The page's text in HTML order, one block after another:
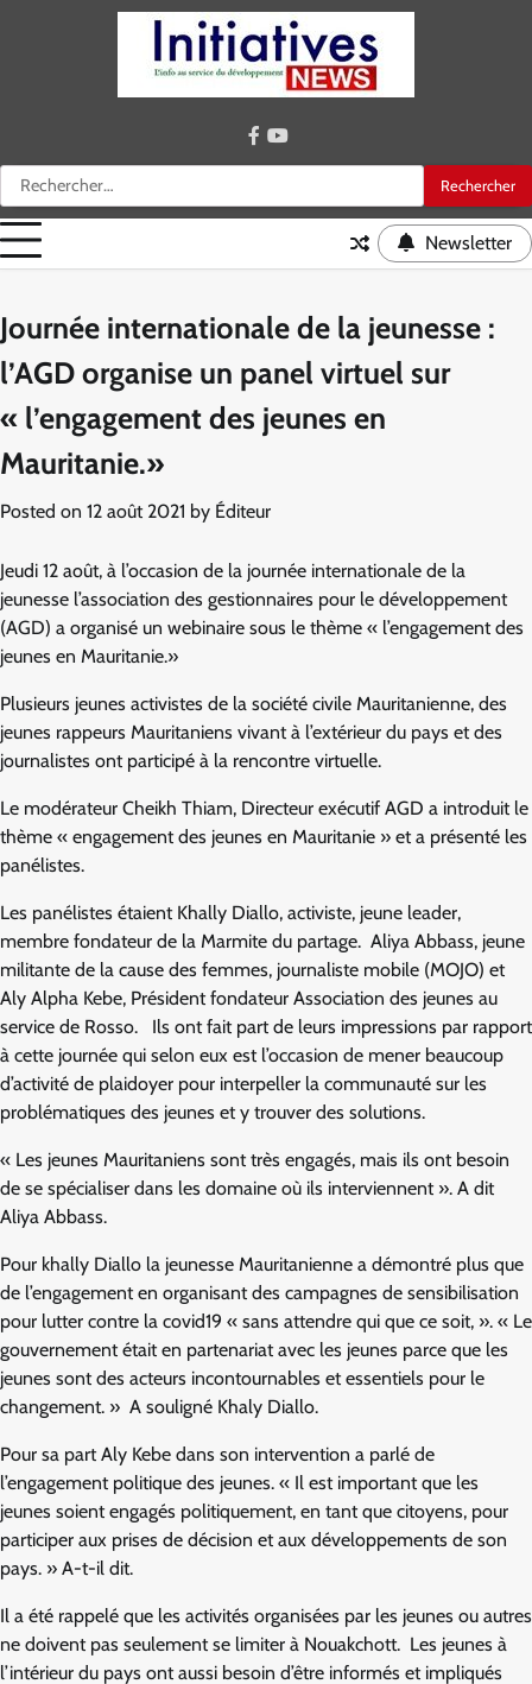
Rechercher :
facebook
youtube
Newsletter
Journée internationale de la jeunesse :
l’AGD organise un panel virtuel sur
« l’engagement des jeunes en
Mauritanie.»
Posted on 12 août 2021 by Éditeur
Jeudi 12 août, à l’occasion de la journée internationale de la
jeunesse l’association des gestionnaires pour le développement
(AGD) a organisé un webinaire sous le thème « l’engagement des
jeunes en Mauritanie.»
Plusieurs jeunes activistes de la société civile Mauritanienne, des
jeunes rappeurs Mauritaniens vivant à l’extérieur du pays et des
journalistes ont participé à la rencontre virtuelle.
Le modérateur Cheikh Thiam, Directeur exécutif AGD a introduit le
thème « engagement des jeunes en Mauritanie » et a présenté les
panélistes.
Les panélistes étaient Khally Diallo, activiste, jeune leader,
membre fondateur de la Marmite du partage. Aliya Abbass, jeune
militante de la cause des femmes, journaliste mobile (MOJO) et
Aly Alpha Kebe, Président fondateur Association des jeunes au
service de Rosso. Ils ont fait part de leurs impressions par rapport
à cette journée qui selon eux est l’occasion de mener beaucoup
d’activité de plaidoyer pour interpeller la communauté sur les
problématiques des jeunes et y trouver des solutions.
« Les jeunes Mauritaniens sont très engagés, mais ils ont besoin
de se spécialiser dans les domaine où ils interviennent ». A dit
Aliya Abbass.
Pour khally Diallo la jeunesse Mauritanienne a démontré plus que
de l’engagement en organisant des campagnes de sensibilisation
pour lutter contre la covid19 « sans attendre qui que ce soit, ». « Le
gouvernement était en partenariat avec les jeunes parce que les
jeunes sont des acteurs incontournables et essentiels pour le
changement. » A souligné Khaly Diallo.
Pour sa part Aly Kebe dans son intervention a parlé de
l’engagement politique des jeunes. « Il est important que les
jeunes soient engagés politiquement, en tant que citoyens, pour
participer aux prises de décision et aux développements de son
pays. » A-t-il dit.
Il a été rappelé que les activités organisées par les jeunes ou autres
ne doivent pas seulement se limiter à Nouakchott. Les jeunes à
l’intérieur du pays ont aussi besoin d’être informés et impliqués